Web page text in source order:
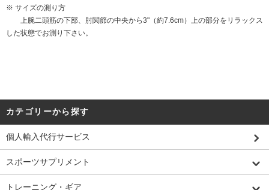
※ サイズの測り方
上腕二頭筋の下部、肘関節の中央から3"（約7.6cm）上の部分をリラックス
した状態でお測り下さい。
カテゴリーから探す
個人輸入代行サービス
スポーツサプリメント
トレーニング・ギア